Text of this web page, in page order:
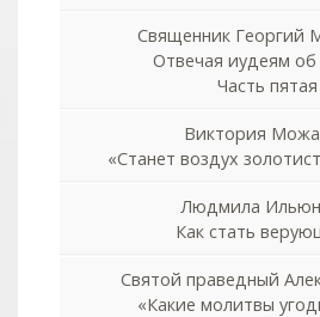
Священник Георгий
Отвечая иудеям об
Часть пятая
Виктория
«Станет воздух
Людмила
Как стать
Святой праведный
«Какие молитвы